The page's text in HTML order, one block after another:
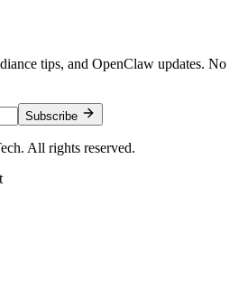
tips, and OpenClaw updates. No
Subscribe
All rights reserved.